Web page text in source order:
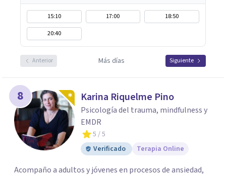
15:10 17:00
18:50
20:40
Anterior Más días Siguiente
8 Karina Riquelme Pino
Psicología del trauma, mindfulness y
EMDR
5 / 5
Verificado
Terapia Online
Acompaño a adultos y jóvenes en procesos de ansiedad,